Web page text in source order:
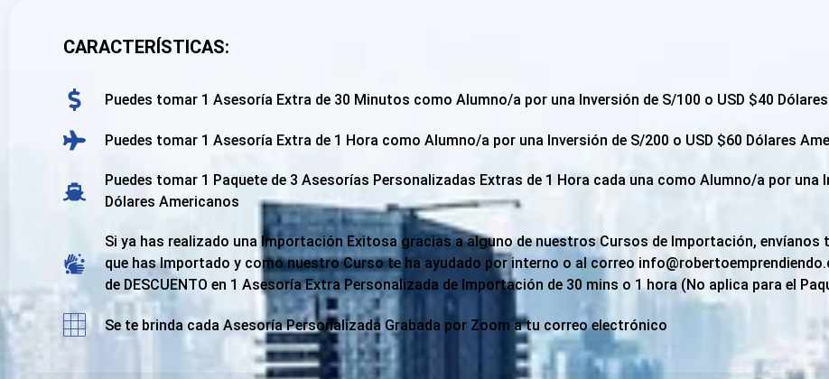
CARACTERÍSTICAS:
Puedes tomar 1 Asesoría Extra de 30 Minutos como Alumno/a por una Inversión de S/100 o USD $40
Puedes tomar 1 Asesoría Extra de 1 Hora como Alumno/a por una Inversión de S/200 o USD $60 Dólares
Puedes tomar 1 Paquete de 3 Asesorías Personalizadas Extras de 1 Hora cada una como Alumno/a por una
Dólares Americanos
Si ya has realizado una Importación Exitosa gracias a alguno de nuestros Cursos de Importación, envíanos
que has Importado y como nuestro Curso te ha ayudado por interno o al correo
de DESCUENTO en 1 Asesoría Extra Personalizada de Importación de 30 mins o 1 hora (No aplica para el
Se te brinda cada Asesoría Personalizada Grabada por Zoom a tu correo electrónico